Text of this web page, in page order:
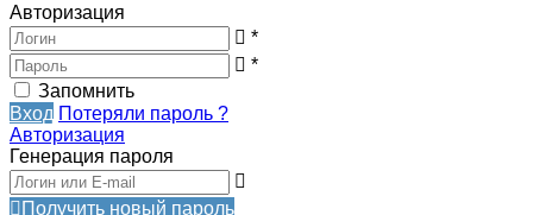
Авторизация
*
*
Запомнить
Вход Потеряли пароль ?
Авторизация
Генерация пароля
Получить новый пароль